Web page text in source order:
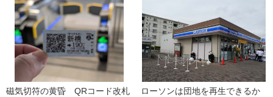
磁気切符の黄昏　QRコード改札
ローソンは団地を再生できるか